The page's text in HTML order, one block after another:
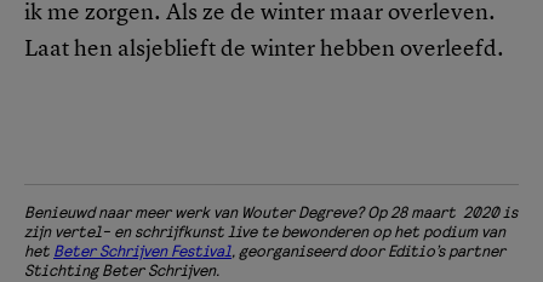
ik me zorgen. Als ze de winter maar overleven.
Laat hen alsjeblieft de winter hebben overleefd.
Benieuwd naar meer werk van Wouter Degreve? Op 28 maart 2020 is
zijn vertel- en schrijfkunst live te bewonderen op het podium van
het Beter Schrijven Festival, georganiseerd door Editio’s partner
Stichting Beter Schrijven.